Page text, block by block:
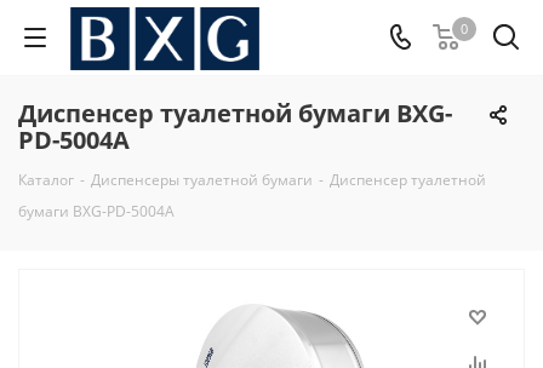
0
Диспенсер туалетной бумаги BXG-
PD-5004A
Каталог - Диспенсеры туалетной бумаги - Диспенсер туалетной
бумаги BXG-PD-5004A